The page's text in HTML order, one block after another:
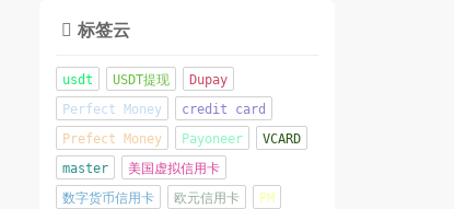
 标签云
usdt USDT提现
Dupay
Perfect Money
credit card
Prefect Money
Payoneer
VCARD
master
美国虚拟信用卡
数字货币信用卡
欧元信用卡
PM